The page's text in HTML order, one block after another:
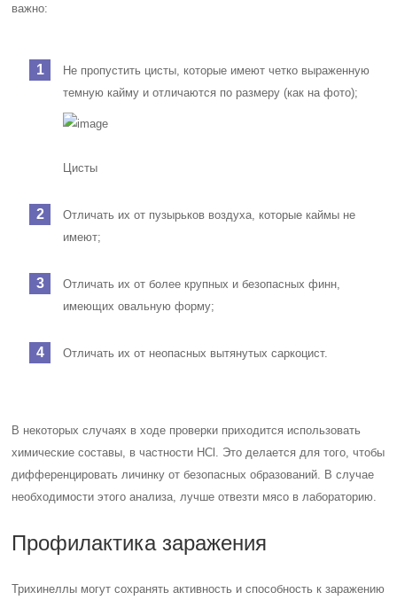
важно:
Не пропустить цисты, которые имеют четко выраженную
темную кайму и отличаются по размеру (как на фото);
Цисты
Отличать их от пузырьков воздуха, которые каймы не
имеют;
Отличать их от более крупных и безопасных финн,
имеющих овальную форму;
Отличать их от неопасных вытянутых саркоцист.
В некоторых случаях в ходе проверки приходится использовать
химические составы, в частности HCl. Это делается для того, чтобы
дифференцировать личинку от безопасных образований. В случае
необходимости этого анализа, лучше отвезти мясо в лабораторию.
Профилактика заражения
Трихинеллы могут сохранять активность и способность к заражению